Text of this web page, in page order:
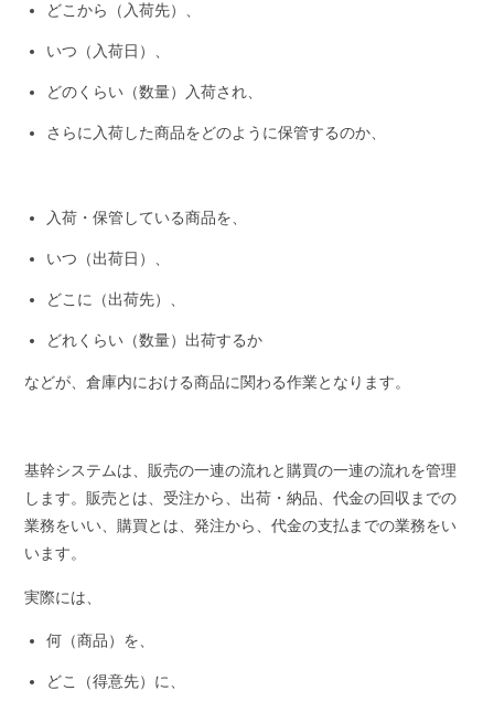
どこから（入荷先）、
いつ（入荷日）、
どのくらい（数量）入荷され、
さらに入荷した商品をどのように保管するのか、
入荷・保管している商品を、
いつ（出荷日）、
どこに（出荷先）、
どれくらい（数量）出荷するか
などが、倉庫内における商品に関わる作業となります。
基幹システムは、販売の一連の流れと購買の一連の流れを管理
します。販売とは、受注から、出荷・納品、代金の回収までの
業務をいい、購買とは、発注から、代金の支払までの業務をい
います。
実際には、
何（商品）を、
どこ（得意先）に、